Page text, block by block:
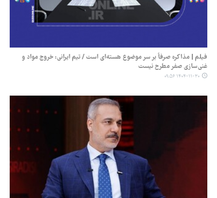
فیلم | مذاکره صرفاً بر سر موضوع هسته‌ای است / تیم ایرانی: خروج مواد و
غنی‌سازی صفر مطرح نیست
۱۴۰۴-۱۱-۳۰ ۰۹:۵۶